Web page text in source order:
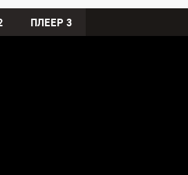
ПЛЕЕР 3